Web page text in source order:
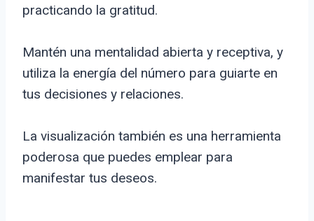
practicando la gratitud.
Mantén una mentalidad abierta y receptiva, y
utiliza la energía del número para guiarte en
tus decisiones y relaciones.
La visualización también es una herramienta
poderosa que puedes emplear para
manifestar tus deseos.